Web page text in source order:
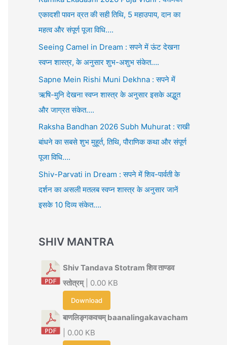
एकादशी पावन व्रत की सही तिथि, 5 महाउपाय, दान का
महत्व और संपूर्ण पूजा विधि….
Seeing Camel in Dream : सपने में ऊंट देखना
स्वप्न शास्त्र, के अनुसार शुभ-अशुभ संकेत….
Sapne Mein Rishi Muni Dekhna : सपने में
ऋषि-मुनि देखना स्वप्न शास्त्र के अनुसार इसके अद्भुत
और जाग्रत संकेत….
Raksha Bandhan 2026 Subh Muhurat : राखी
बांधने का सबसे शुभ मुहूर्त, तिथि, पौराणिक कथा और संपूर्ण
पूजा विधि….
Shiv-Parvati in Dream : सपने में शिव-पार्वती के
दर्शन का असली मतलब स्वप्न शास्त्र के अनुसार जानें
इसके 10 दिव्य संकेत….
SHIV MANTRA
Shiv Tandava Stotram शिव ताण्डव
स्तोत्रम्| 0.00 KB
Download
बाणलिङ्गकवचम् baanalingakavacham
| 0.00 KB